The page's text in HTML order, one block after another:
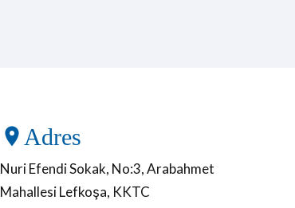
Adres
Nuri Efendi Sokak, No:3, Arabahmet
Mahallesi Lefkoşa, KKTC